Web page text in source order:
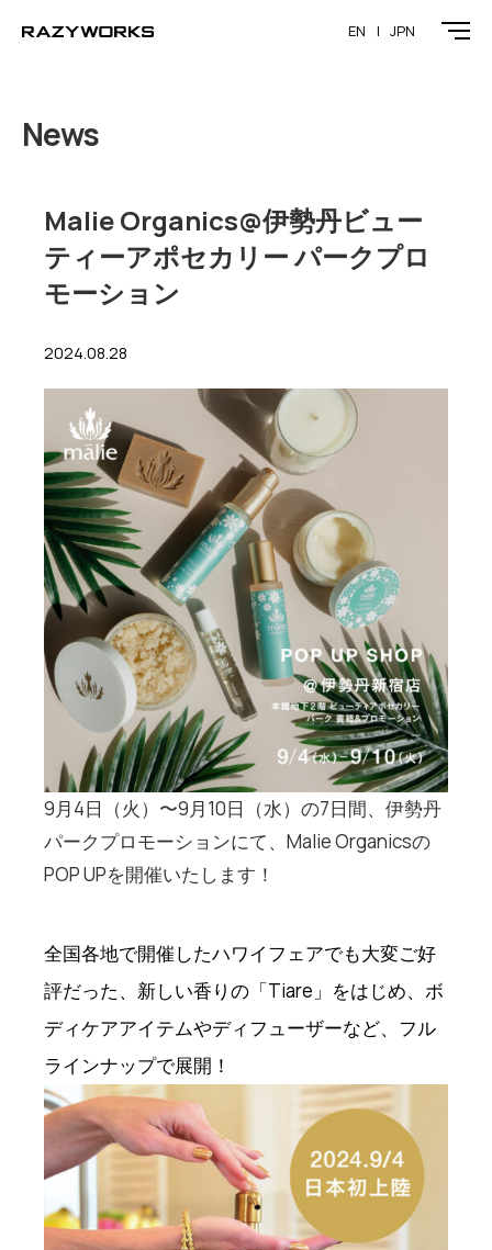
News
Malie Organics@伊勢丹ビュー
ティーアポセカリー パークプロ
モーション
2024.08.28
9月4日（火）〜9月10日（水）の7日間、伊勢丹
パークプロモーションにて、Malie Organicsの
POP UPを開催いたします！
全国各地で開催したハワイフェアでも大変ご好
評だった、新しい香りの「Tiare」をはじめ、ボ
ディケアアイテムやディフューザーなど、フル
ラインナップで展開！
EN JPN